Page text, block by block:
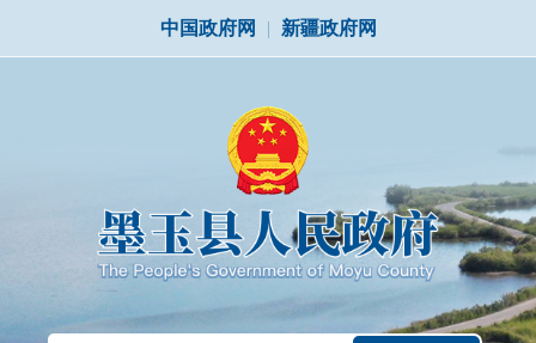
中国政府网 | 新疆政府网